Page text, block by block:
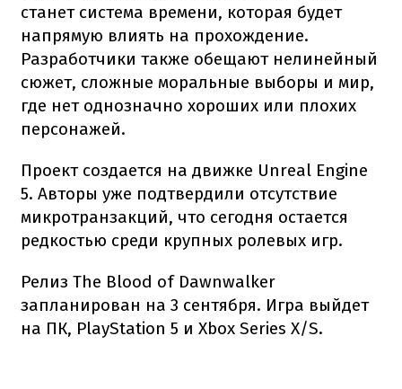
станет система времени, которая будет
напрямую влиять на прохождение.
Разработчики также обещают нелинейный
сюжет, сложные моральные выборы и мир,
где нет однозначно хороших или плохих
персонажей.
Проект создается на движке Unreal Engine
5. Авторы уже подтвердили отсутствие
микротранзакций, что сегодня остается
редкостью среди крупных ролевых игр.
Релиз The Blood of Dawnwalker
запланирован на 3 сентября. Игра выйдет
на ПК, PlayStation 5 и Xbox Series X/S.